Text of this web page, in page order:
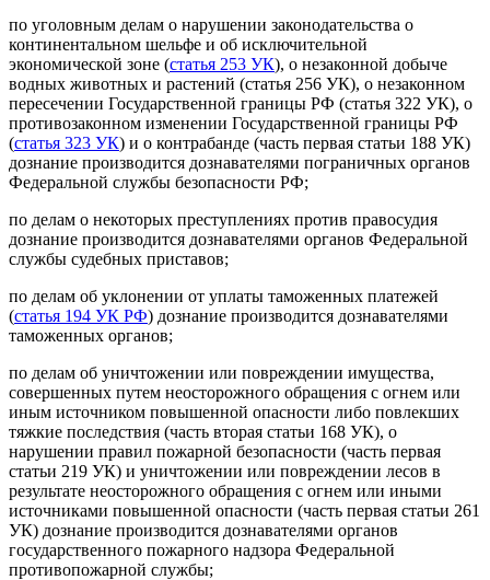
по уголовным делам о нарушении законодательства о
континентальном шельфе и об исключительной
экономической зоне (статья 253 УК), о незаконной добыче
водных животных и растений (статья 256 УК), о незаконном
пересечении Государственной границы РФ (статья 322 УК), о
противозаконном изменении Государственной границы РФ
(статья 323 УК) и о контрабанде (часть первая статьи 188 УК)
дознание производится дознавателями пограничных органов
Федеральной службы безопасности РФ;
по делам о некоторых преступлениях против правосудия
дознание производится дознавателями органов Федеральной
службы судебных приставов;
по делам об уклонении от уплаты таможенных платежей
(статья 194 УК РФ) дознание производится дознавателями
таможенных органов;
по делам об уничтожении или повреждении имущества,
совершенных путем неосторожного обращения с огнем или
иным источником повышенной опасности либо повлекших
тяжкие последствия (часть вторая статьи 168 УК), о
нарушении правил пожарной безопасности (часть первая
статьи 219 УК) и уничтожении или повреждении лесов в
результате неосторожного обращения с огнем или иными
источниками повышенной опасности (часть первая статьи 261
УК) дознание производится дознавателями органов
государственного пожарного надзора Федеральной
противопожарной службы;